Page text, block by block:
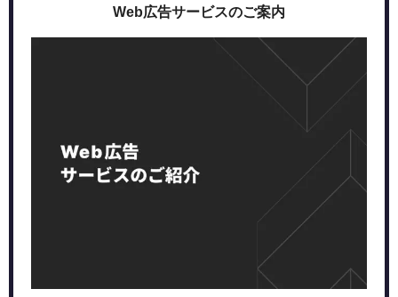
Web広告サービスのご案内